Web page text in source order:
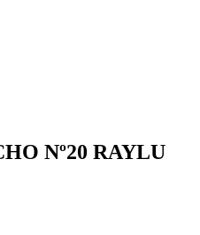
Nº20 RAYLU